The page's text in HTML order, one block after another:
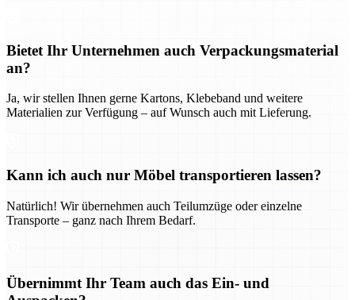
Bietet Ihr Unternehmen auch Verpackungsmaterial
an?
Ja, wir stellen Ihnen gerne Kartons, Klebeband und weitere
Materialien zur Verfügung – auf Wunsch auch mit Lieferung.
Kann ich auch nur Möbel transportieren lassen?
Natürlich! Wir übernehmen auch Teilumzüge oder einzelne
Transporte – ganz nach Ihrem Bedarf.
Übernimmt Ihr Team auch das Ein- und